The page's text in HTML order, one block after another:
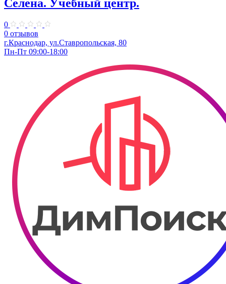
Селена. ​Учебный центр.
0
0 отзывов
г.Краснодар, ул.Ставропольская, 80
Пн-Пт 09:00-18:00